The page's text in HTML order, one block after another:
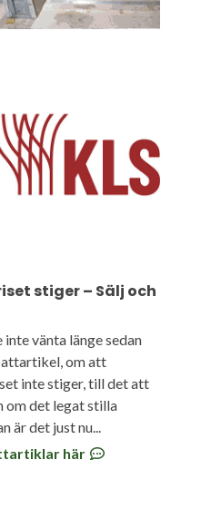
stiger – Sälj och
vänta länge sedan
om att
inte stiger, till det att
om det legat stilla
är det just nu...
här